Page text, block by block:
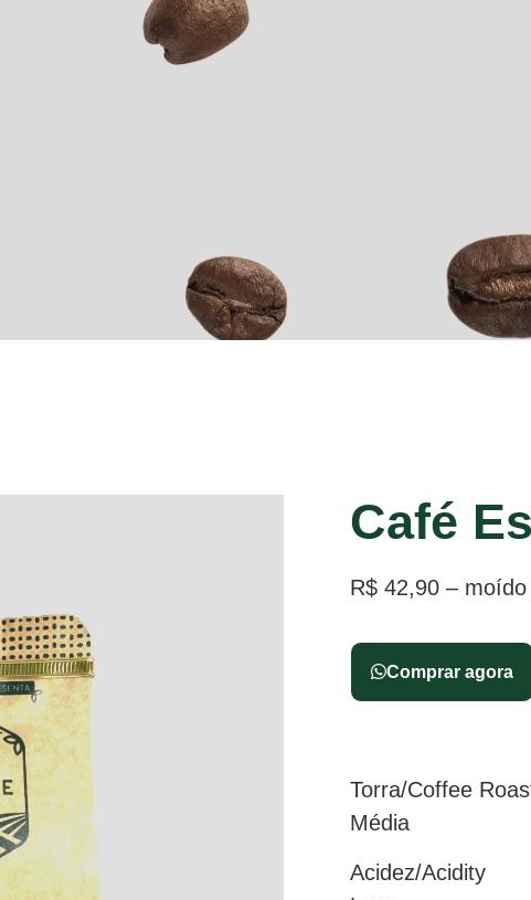
Café
R$ 42,90 – moído
Comprar agora
Torra/Coffee
Média
Acidez/Acidity